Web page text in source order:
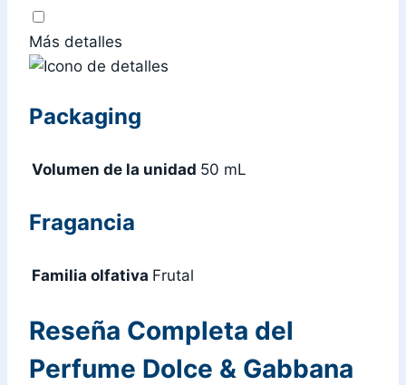
Más detalles
Packaging
Volumen de la unidad 50 mL
Fragancia
Familia olfativa Frutal
Reseña Completa del
Perfume Dolce & Gabbana